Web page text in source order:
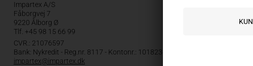
Impartex A/S
Fåborgvej 7
9220 Ålborg Ø
Tlf. +45 98 15 66 99
CVR.: 21076597
Bank: Nykredit - Reg.nr. 8117 - Kontonr.: 1018234
impartex@impartex.dk